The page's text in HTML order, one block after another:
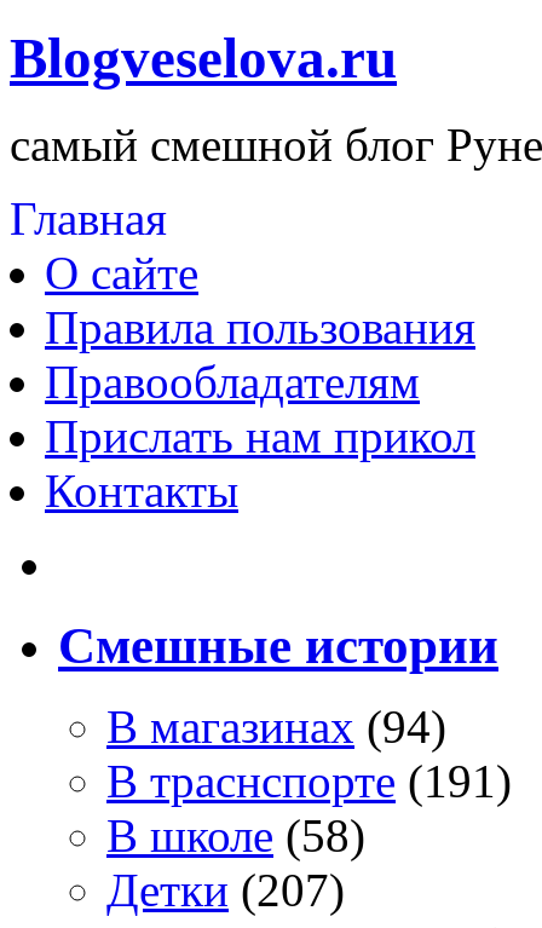
Blogveselova.ru
самый смешной блог
Главная
О сайте
Правила пользования
Правообладателям
Прислать нам прикол
Контакты
Смешные истории
В магазинах (94)
В траснспорте (191)
В школе (58)
Детки (207)